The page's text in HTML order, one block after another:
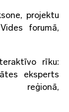
projektu
forumā,
rīku:
eksperts
reģionā,